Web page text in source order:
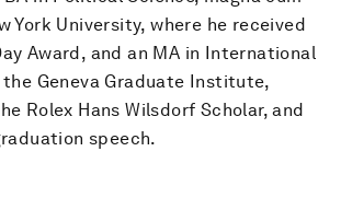
York University, where he received
Award, and an MA in International
Geneva Graduate Institute,
Rolex Hans Wilsdorf Scholar, and
speech.